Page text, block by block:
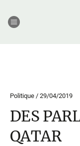
Politique / 29/04/2019
DES
QATAR